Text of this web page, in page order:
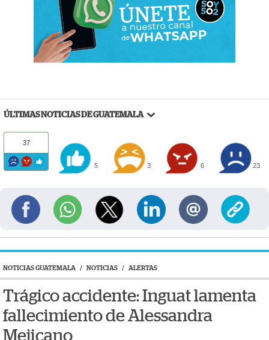
ÚLTIMAS NOTICIAS DE GUATEMALA
37
5 3 6 23
NOTICIAS GUATEMALA / NOTICIAS / ALERTAS
Trágico accidente: Inguat lamenta
fallecimiento de Alessandra
Mejicano